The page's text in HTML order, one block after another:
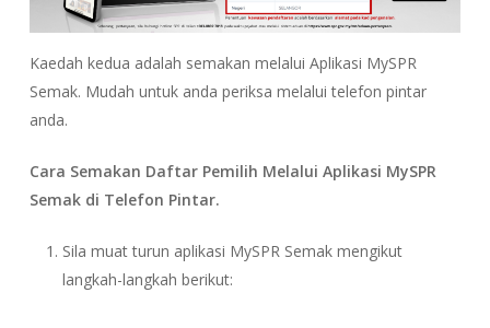
Kaedah kedua adalah semakan melalui Aplikasi MySPR
Semak. Mudah untuk anda periksa melalui telefon pintar
anda.
Cara Semakan Daftar Pemilih Melalui Aplikasi MySPR
Semak di Telefon Pintar.
Sila muat turun aplikasi MySPR Semak mengikut
langkah-langkah berikut: